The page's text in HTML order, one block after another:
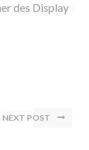
des Display
NEXT POST